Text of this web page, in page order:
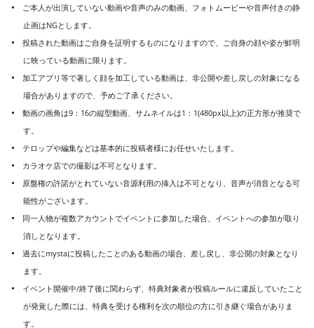
ご本人が出演していない動画や音声のみの動画、フォトムービーや音声付きの静
止画はNGとします。
投稿された動画はご自身を証明するものになりますので、ご自身の顔や姿が鮮明
に映っている動画に限ります。
加工アプリ等で著しく顔を加工している動画は、非公開や差し戻しの対象になる
場合がありますので、予めご了承ください。
動画の画角は9：16の縦型動画、サムネイルは1：1(480px以上)の正方形が推奨で
す。
テロップや編集などは基本的に投稿者様にお任せいたします。
カラオケ店での撮影は不可となります。
原盤権の許諾がとれていない音源利用の挿入は不可となり、音声が消音となる可
能性がございます。
同一人物が複数アカウントでイベントに参加した場合、イベントへの参加が取り
消しとなります。
過去にmystaに投稿したことのある動画の場合、差し戻し、非公開の対象となり
ます。
イベント開催中/終了後に関わらず、特典対象者が投稿ルールに違反していたこと
が発覚した際には、特典を受ける権利を次の順位の方に引き継ぐ場合がありま
す。